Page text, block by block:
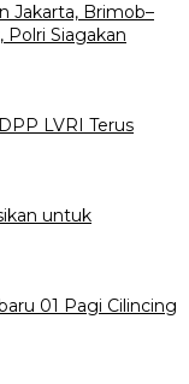
Jakarta, Brimob–
Polri Siagakan
LVRI Terus
untuk
01 Pagi Cilincing